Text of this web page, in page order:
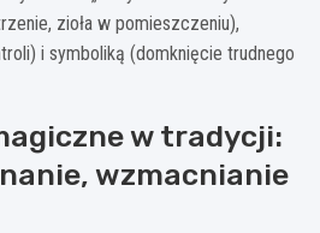
zioła w pomieszczeniu),
i symboliką (domknięcie trudnego
w tradycji:
wzmacnianie